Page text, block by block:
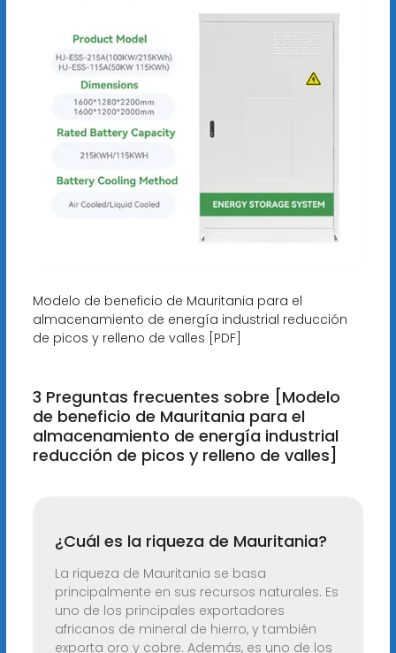
Modelo de beneficio de Mauritania para el
almacenamiento de energía industrial reducción
de picos y relleno de valles [PDF]
3 Preguntas frecuentes sobre [Modelo
de beneficio de Mauritania para el
almacenamiento de energía industrial
reducción de picos y relleno de valles]
¿Cuál es la riqueza de Mauritania?
La riqueza de Mauritania se basa
principalmente en sus recursos naturales. Es
uno de los principales exportadores
africanos de mineral de hierro, y también
exporta oro y cobre. Además, es uno de los